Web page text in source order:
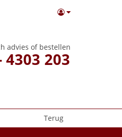
advies of bestellen
4303 203
Terug